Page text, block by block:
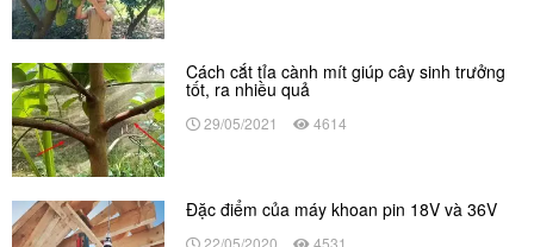
Cách cắt tỉa cành mít giúp cây sinh trưởng
tốt, ra nhiều quả
29/05/2021 4614
Đặc điểm của máy khoan pin 18V và 36V